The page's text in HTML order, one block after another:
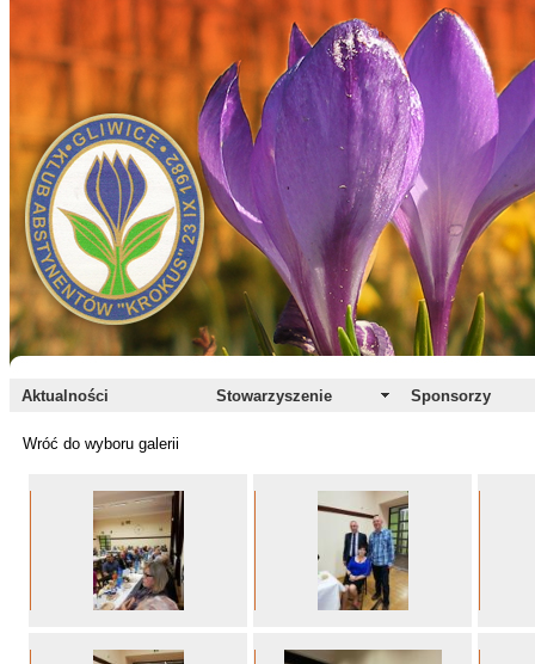
Aktualności Stowarzyszenie Sponsorzy
Wróć do wyboru galerii